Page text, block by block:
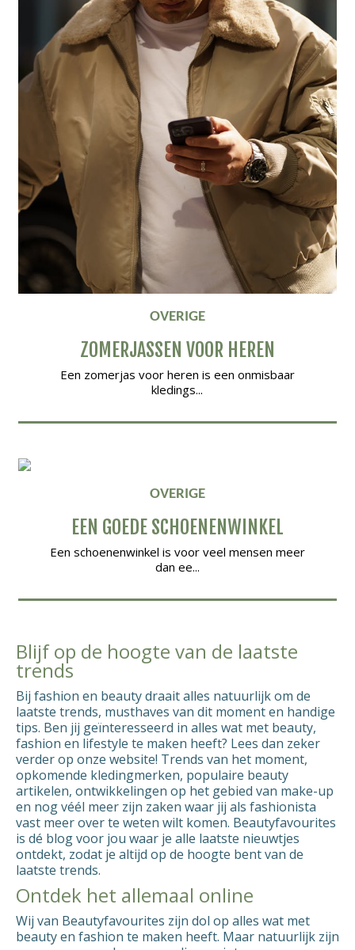
OVERIGE
ZOMERJASSEN VOOR HEREN
Een zomerjas voor heren is een onmisbaar
kledings...
OVERIGE
EEN GOEDE SCHOENENWINKEL
Een schoenenwinkel is voor veel mensen meer
dan ee...
Blijf op de hoogte van de laatste
trends
Bij fashion en beauty draait alles natuurlijk om de
laatste trends, musthaves van dit moment en handige
tips. Ben jij geïnteresseerd in alles wat met beauty,
fashion en lifestyle te maken heeft? Lees dan zeker
verder op onze website! Trends van het moment,
opkomende kledingmerken, populaire beauty
artikelen, ontwikkelingen op het gebied van make-up
en nog véél meer zijn zaken waar jij als fashionista
vast meer over te weten wilt komen. Beautyfavourites
is dé blog voor jou waar je alle laatste nieuwtjes
ontdekt, zodat je altijd op de hoogte bent van de
laatste trends.
Ontdek het allemaal online
Wij van Beautyfavourites zijn dol op alles wat met
beauty en fashion te maken heeft. Maar natuurlijk zijn